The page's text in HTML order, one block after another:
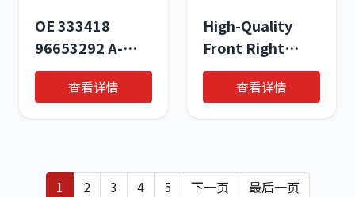
OE 333418
96653292 A-
Premium Front
Shock Absorber
for Chevrolet
查看详情
High-Quality
Front Right
Shock Absorber
OE# 26698965
查看详情
1 2 3 4 5 下一页 最后一页